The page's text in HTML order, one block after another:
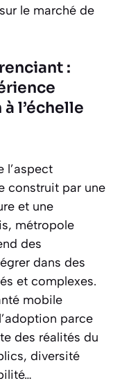
le marché de
:
l’échelle
l’aspect
construit par une
et une
métropole
des
dans des
et complexes.
mobile
parce
des réalités du
diversité